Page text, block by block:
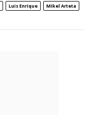
Luis Enrique
Mikel Arteta